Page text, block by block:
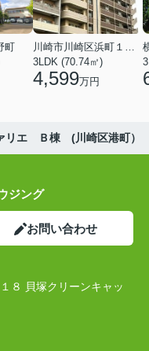
町
3LDK (70.74㎡)
4,599万円
リエ Ｂ棟 (川崎区港町）
ジング
お問い合わせ
８ 貝塚クリーンキャッ